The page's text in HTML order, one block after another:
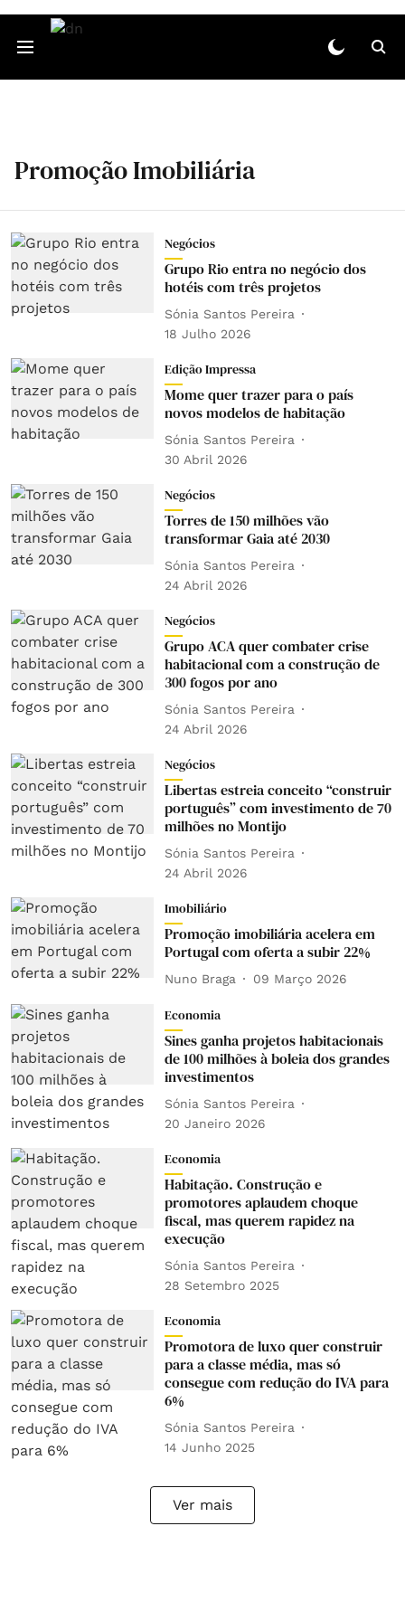
Promoção Imobiliária
Negócios
Grupo Rio entra no negócio dos
hotéis com três projetos
Sónia Santos Pereira
18 Julho 2026
Edição Impressa
Mome quer trazer para o país
novos modelos de habitação
Sónia Santos Pereira
30 Abril 2026
Negócios
Torres de 150 milhões vão
transformar Gaia até 2030
Sónia Santos Pereira
24 Abril 2026
Negócios
Grupo ACA quer combater crise
habitacional com a construção de
300 fogos por ano
Sónia Santos Pereira
24 Abril 2026
Negócios
Libertas estreia conceito “construir
português” com investimento de 70
milhões no Montijo
Sónia Santos Pereira
24 Abril 2026
Imobiliário
Promoção imobiliária acelera em
Portugal com oferta a subir 22%
Nuno Braga 09 Março 2026
Economia
Sines ganha projetos habitacionais
de 100 milhões à boleia dos grandes
investimentos
Sónia Santos Pereira
20 Janeiro 2026
Economia
Habitação. Construção e
promotores aplaudem choque
fiscal, mas querem rapidez na
execução
Sónia Santos Pereira
28 Setembro 2025
Economia
Promotora de luxo quer construir
para a classe média, mas só
consegue com redução do IVA para
6%
Sónia Santos Pereira
14 Junho 2025
Ver mais